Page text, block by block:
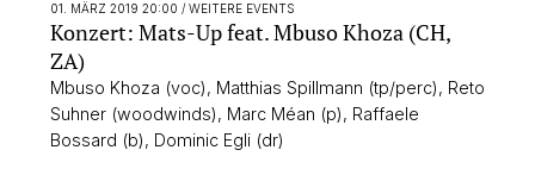
01. MÄRZ 2019 20:00 / WEITERE EVENTS
Konzert: Mats-Up feat. Mbuso Khoza (CH,
ZA)
Mbuso Khoza (voc), Matthias Spillmann (tp/perc), Reto
Suhner (woodwinds), Marc Méan (p), Raffaele
Bossard (b), Dominic Egli (dr)